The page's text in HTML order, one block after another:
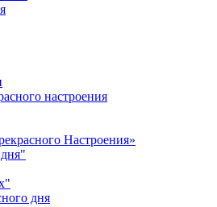
настроения
Настроения»
дня